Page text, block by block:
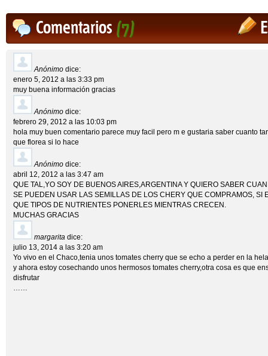
Comentarios(7)
Anónimo dice:
enero 5, 2012 a las 3:33 pm
muy buena información gracias
Anónimo dice:
febrero 29, 2012 a las 10:03 pm
hola muy buen comentario parece muy facil pero m e gustaria saber cuanto
que florea si lo hace
Anónimo dice:
abril 12, 2012 a las 3:47 am
QUE TAL,YO SOY DE BUENOS AIRES,ARGENTINA Y QUIERO SABER
SE PUEDEN USAR LAS SEMILLAS DE LOS CHERY QUE COMPRAMOS, SI
QUE TIPOS DE NUTRIENTES PONERLES MIENTRAS CRECEN.
MUCHAS GRACIAS
margarita dice:
julio 13, 2014 a las 3:20 am
Yo vivo en el Chaco,tenia unos tomates cherry que se echo a perder en la
y ahora estoy cosechando unos hermosos tomates cherry,otra cosa es que
disfrutar